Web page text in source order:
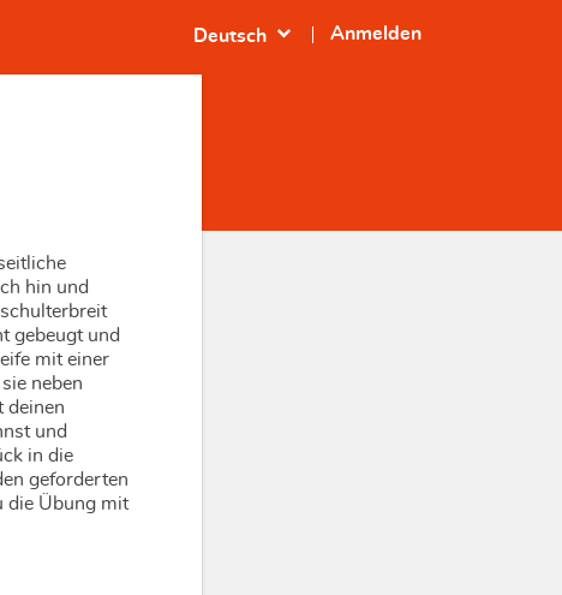
Anmelden
Deutsch expand_more
hin und
gebeugt und
mit einer
neben
deinen
und
in die
geforderten
die Übung mit